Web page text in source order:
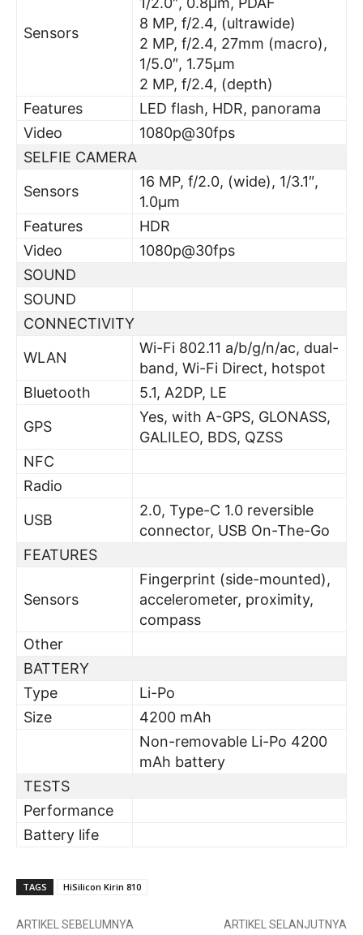
Sensors
8 MP, f/2.4, (ultrawide)
2 MP, f/2.4, 27mm (macro),
1/5.0″, 1.75µm
2 MP, f/2.4, (depth)
Features
LED flash, HDR, panorama
Video
1080p@30fps
SELFIE CAMERA
Sensors
16 MP, f/2.0, (wide), 1/3.1″,
1.0µm
Features
HDR
Video
1080p@30fps
SOUND
SOUND
CONNECTIVITY
WLAN
Wi-Fi 802.11 a/b/g/n/ac, dual-
band, Wi-Fi Direct, hotspot
Bluetooth
5.1, A2DP, LE
GPS
Yes, with A-GPS, GLONASS,
GALILEO, BDS, QZSS
NFC
Radio
USB
2.0, Type-C 1.0 reversible
connector, USB On-The-Go
FEATURES
Sensors
Fingerprint (side-mounted),
accelerometer, proximity,
compass
Other
BATTERY
Type
Li-Po
Size
4200 mAh
Non-removable Li-Po 4200
mAh battery
TESTS
Performance
Battery life
TAGS HiSilicon Kirin 810
ARTIKEL SEBELUMNYA ARTIKEL SELANJUTNYA